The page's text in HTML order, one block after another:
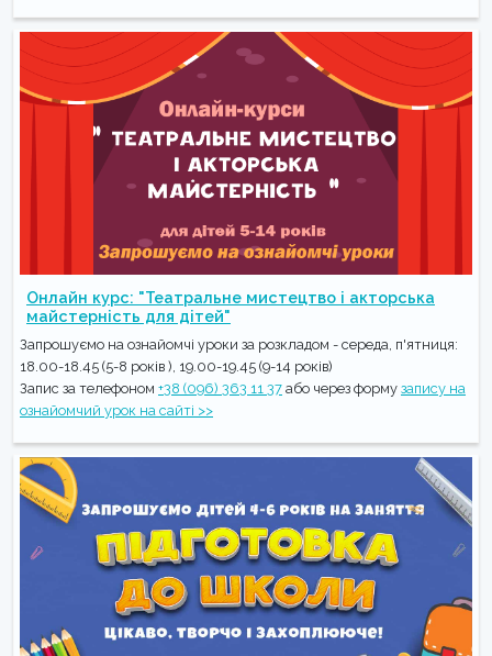
Онлайн курс: "Театральне мистецтво і акторська
майстерність для дітей"
Запрошуємо на ознайомчі уроки за розкладом - середа, п'ятниця:
18.00-18.45 (5-8 років ), 19.00-19.45 (9-14 років)
Запис за телефоном +38 (096) 363 11 37 або через форму запису на
ознайомчий урок на сайті >>